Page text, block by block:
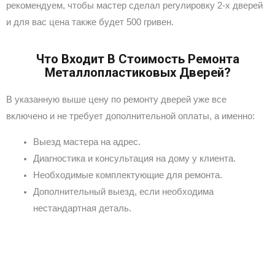
рекомендуем, чтобы мастер сделал регулировку 2-х дверей
и для вас цена также будет 500 гривен.
Что Входит В Стоимость Ремонта
Металлопластиковых Дверей?
В указанную выше цену по ремонту дверей уже все
включено и не требует дополнительной оплаты, а именно:
Выезд мастера на адрес.
Диагностика и консультация на дому у клиента.
Необходимые комплектующие для ремонта.
Дополнительный выезд, если необходима
нестандартная деталь.